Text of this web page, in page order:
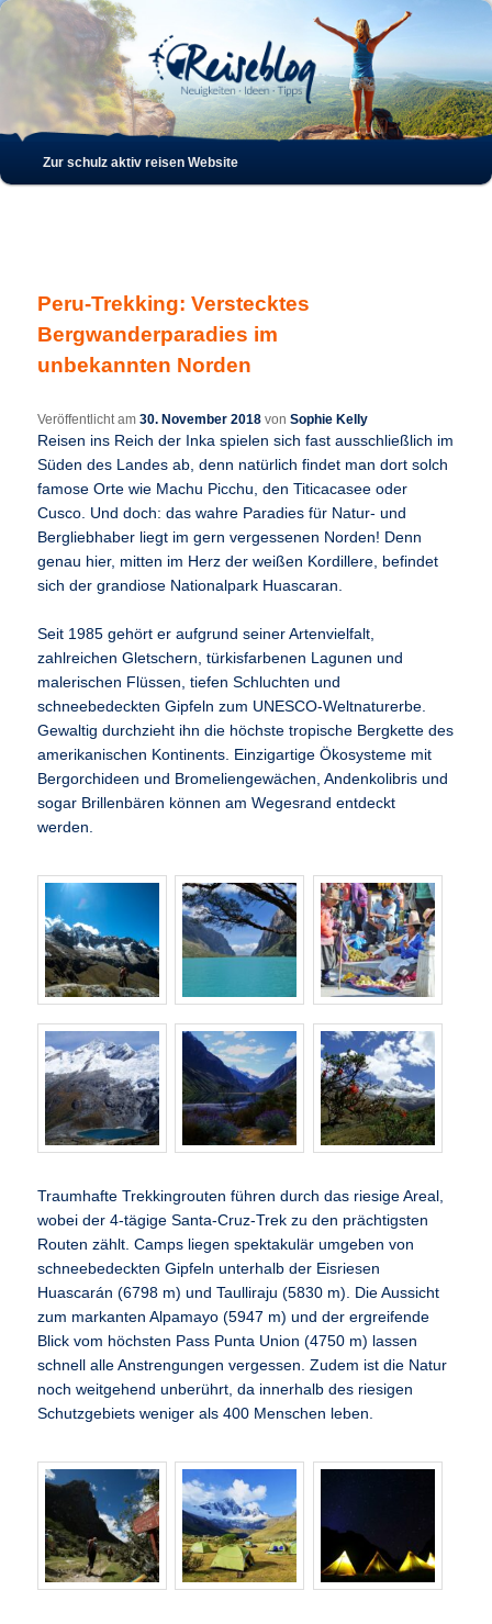
Hauptmenü
Zum
Zum
wechseln
Zur schulz aktiv reisen Website
Peru-Trekking: Verstecktes
Bergwanderparadies im
unbekannten Norden
Veröffentlicht am30. November 2018 vonSophie Kelly
Reisen ins Reich der Inka spielen sich fast ausschließlich im
Süden des Landes ab, denn natürlich findet man dort solch
famose Orte wie Machu Picchu, den Titicacasee oder
Cusco. Und doch: das wahre Paradies für Natur- und
Bergliebhaber liegt im gern vergessenen Norden! Denn
genau hier, mitten im Herz der weißen Kordillere, befindet
sich der grandiose Nationalpark Huascaran.
Seit 1985 gehört er aufgrund seiner Artenvielfalt,
zahlreichen Gletschern, türkisfarbenen Lagunen und
malerischen Flüssen, tiefen Schluchten und
schneebedeckten Gipfeln zum UNESCO-Weltnaturerbe.
Gewaltig durchzieht ihn die höchste tropische Bergkette des
amerikanischen Kontinents. Einzigartige Ökosysteme mit
Bergorchideen und Bromeliengewächen, Andenkolibris und
sogar Brillenbären können am Wegesrand entdeckt
werden.
Traumhafte Trekkingrouten führen durch das riesige Areal,
wobei der 4-tägige Santa-Cruz-Trek zu den prächtigsten
Routen zählt. Camps liegen spektakulär umgeben von
schneebedeckten Gipfeln unterhalb der Eisriesen
Huascarán (6798 m) und Taulliraju (5830 m). Die Aussicht
zum markanten Alpamayo (5947 m) und der ergreifende
Blick vom höchsten Pass Punta Union (4750 m) lassen
schnell alle Anstrengungen vergessen. Zudem ist die Natur
noch weitgehend unberührt, da innerhalb des riesigen
Schutzgebiets weniger als 400 Menschen leben.